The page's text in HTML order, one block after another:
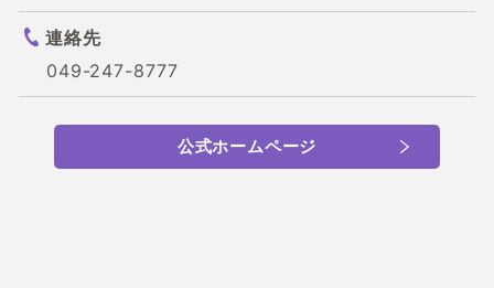
連絡先
049-247-8777
公式ホームページ